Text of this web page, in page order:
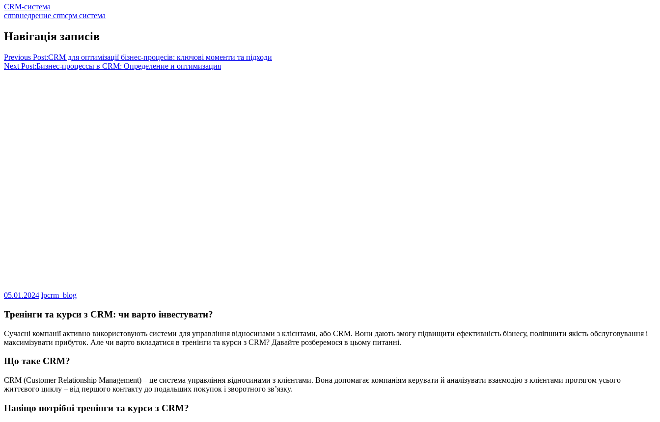
CRM-система
crmвнедрение crmсрм система
Навігація записів
Previous Post:CRM для оптимізації бізнес-процесів: ключові моменти та підходи
Next Post:Бизнес-процессы в CRM: Определение и оптимизация
05.01.2024 lpcrm_blog
Тренінги та курси з CRM: чи варто інвестувати?
Сучасні компанії активно використовують системи для управління відносинами з клієнтами, або CRM. Вони дають змогу підвищити ефективність бізнесу, поліпшити якість обслуговування і
максимізувати прибуток. Але чи варто вкладатися в тренінги та курси з CRM? Давайте розберемося в цьому питанні.
Що таке CRM?
CRM (Customer Relationship Management) – це система управління відносинами з клієнтами. Вона допомагає компаніям керувати й аналізувати взаємодію з клієнтами протягом усього
життєвого циклу – від першого контакту до подальших покупок і зворотного зв’язку.
Навіщо потрібні тренінги та курси з CRM?